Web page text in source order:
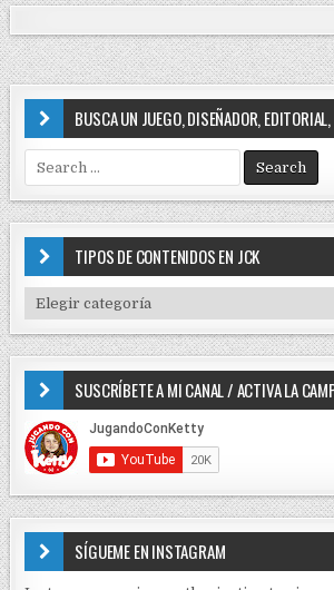
e
d
i
n
BUSCA UN JUEGO, DISEÑADOR,
e
a
r
f
r
:
TIPOS DE CONTENIDOS EN JCK
I
P
D
E
C
O
N
T
SUSCRÍBETE A MI CANAL / ACTIVA LA
SÍGUEME EN INSTAGRAM